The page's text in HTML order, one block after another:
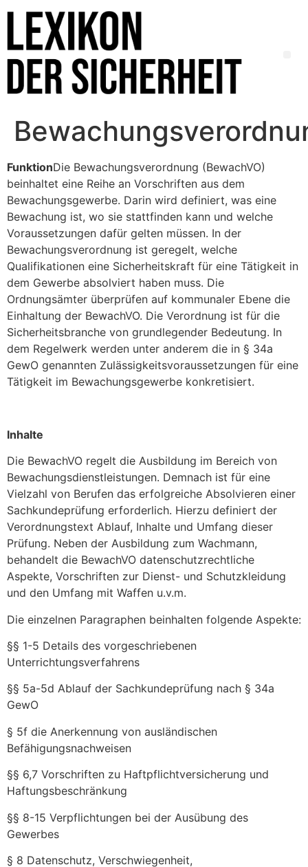
FunktionDie Bewachungsverordnung (BewachVO)
beinhaltet eine Reihe an Vorschriften aus dem
Bewachungsgewerbe. Darin wird definiert, was eine
Bewachung ist, wo sie stattfinden kann und welche
Voraussetzungen dafür gelten müssen. In der
Bewachungsverordnung ist geregelt, welche
Qualifikationen eine Sicherheitskraft für eine Tätigkeit in
dem Gewerbe absolviert haben muss. Die
Ordnungsämter überprüfen auf kommunaler Ebene die
Einhaltung der BewachVO. Die Verordnung ist für die
Sicherheitsbranche von grundlegender Bedeutung. In
dem Regelwerk werden unter anderem die in § 34a
GewO genannten Zulässigkeitsvoraussetzungen für eine
Tätigkeit im Bewachungsgewerbe konkretisiert.
Inhalte
Die BewachVO regelt die Ausbildung im Bereich von
Bewachungsdienstleistungen. Demnach ist für eine
Vielzahl von Berufen das erfolgreiche Absolvieren einer
Sachkundeprüfung erforderlich. Hierzu definiert der
Verordnungstext Ablauf, Inhalte und Umfang dieser
Prüfung. Neben der Ausbildung zum Wachmann,
behandelt die BewachVO datenschutzrechtliche
Aspekte, Vorschriften zur Dienst- und Schutzkleidung
und den Umfang mit Waffen u.v.m.
Die einzelnen Paragraphen beinhalten folgende Aspekte:
§§ 1-5 Details des vorgeschriebenen
Unterrichtungsverfahrens
§§ 5a-5d Ablauf der Sachkundeprüfung nach § 34a
GewO
§ 5f die Anerkennung von ausländischen
Befähigungsnachweisen
§§ 6,7 Vorschriften zu Haftpflichtversicherung und
Haftungsbeschränkung
§§ 8-15 Verpflichtungen bei der Ausübung des
Gewerbes
§ 8 Datenschutz, Verschwiegenheit,